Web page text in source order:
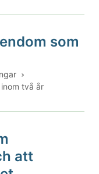
som
två år
att